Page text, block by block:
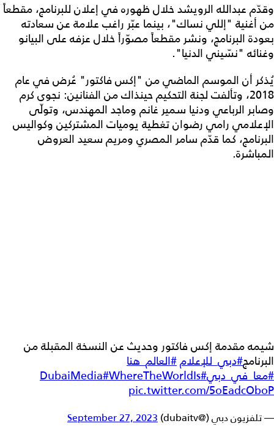
وقدّم عبدالله الرويشد خلال ظهوره في إعلان للبرنامج، مقطعاً
من أغنية "إللي نساك"، بينما عبّر راغب علامة عن سعادته
بعودة البرنامج، ونشر مقطعاً مصوّراً خلال عزفه على البيانو
وغنائه "نسّيني الدنيا".
يُذكر أن الموسم الماضي من "إكس فاكتور" عُرض في عام
2018، وتألفت لجنة التحكيم حينذاك من الفنانين: نجوى كرم
وصابر الرباعي ودنيا سمير غانم وماجد المهندس، وتولّى
الإعلامي رامي رضوان تغطية يوميات المشتركين وكواليس
البرنامج، كما قدّم سامر المصري ومريم سعيد العروض
المباشرة.
شيمه مقدمة إكس فاكتور وحديث عن النسخة المقبلة من
البرنامج#دبي_للإعلام#العالم_هنا
#معا_في_دبي#DubaiMedia
#WhereTheWorldIs
pic.twitter.com/5oEadcOboP
— تلفزيون دبي (@dubaitv) September 27, 2023